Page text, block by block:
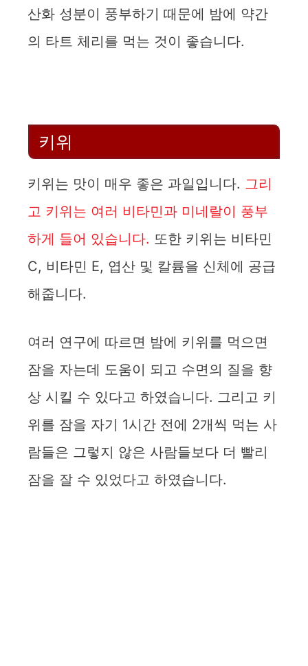
산화 성분이 풍부하기 때문에 밤에 약간
의 타트 체리를 먹는 것이 좋습니다.
키위
키위는 맛이 매우 좋은 과일입니다. 그리
고 키위는 여러 비타민과 미네랄이 풍부
하게 들어 있습니다. 또한 키위는 비타민
C, 비타민 E, 엽산 및 칼륨을 신체에 공급
해줍니다.
여러 연구에 따르면 밤에 키위를 먹으면
잠을 자는데 도움이 되고 수면의 질을 향
상 시킬 수 있다고 하였습니다. 그리고 키
위를 잠을 자기 1시간 전에 2개씩 먹는 사
람들은 그렇지 않은 사람들보다 더 빨리
잠을 잘 수 있었다고 하였습니다.